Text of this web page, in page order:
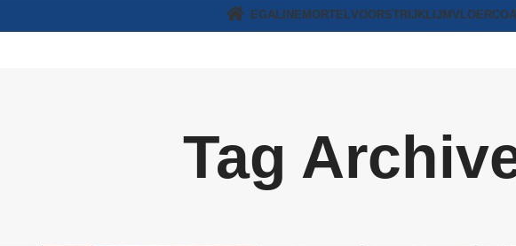
EGALINEMORTELVOORSTRIJKLIJM
Tag